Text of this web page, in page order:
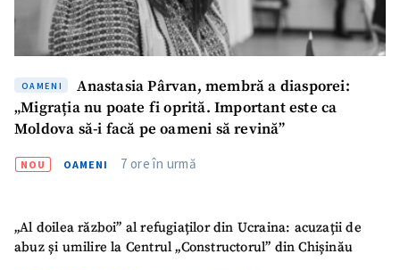
OAMENI
Anastasia Pârvan, membră a diasporei:
„Migrația nu poate fi oprită. Important este ca
Moldova să-i facă pe oameni să revină”
NOU OAMENI 7 ore în urmă
„Al doilea război” al refugiaților din Ucraina: acuzații de
abuz și umilire la Centrul „Constructorul” din Chișinău